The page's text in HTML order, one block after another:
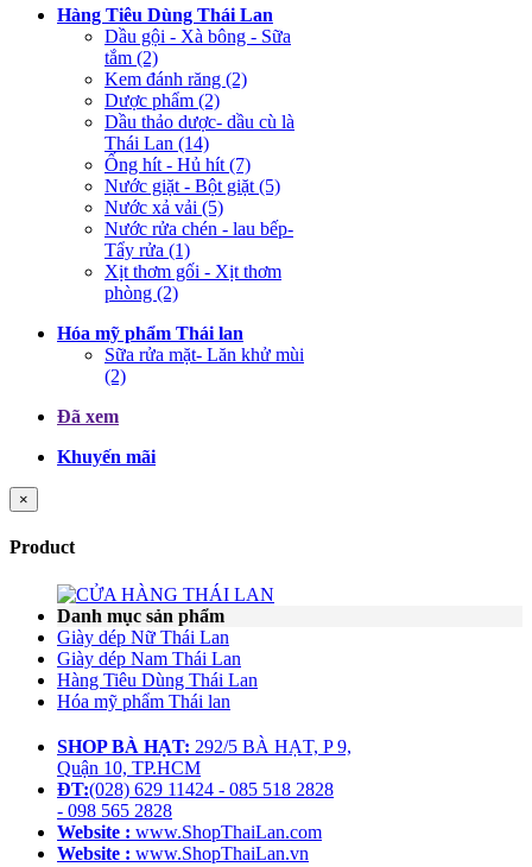
Hàng Tiêu Dùng Thái Lan
Dầu gội - Xà bông - Sữa
tắm (2)
Kem đánh răng (2)
Dược phẩm (2)
Dầu thảo dược- dầu cù là
Thái Lan (14)
Ống hít - Hủ hít (7)
Nước giặt - Bột giặt (5)
Nước xả vải (5)
Nước rửa chén - lau bếp-
Tẩy rửa (1)
Xịt thơm gối - Xịt thơm
phòng (2)
Hóa mỹ phẩm Thái lan
Sữa rửa mặt- Lăn khử mùi
(2)
Đã xem
Khuyến mãi
×
Product
Danh mục sản phẩm
Giày dép Nữ Thái Lan
Giày dép Nam Thái Lan
Hàng Tiêu Dùng Thái Lan
Hóa mỹ phẩm Thái lan
SHOP BÀ HẠT: 292/5 BÀ HẠT, P 9,
Quận 10, TP.HCM
ĐT:(028) 629 11424 - 085 518 2828
- 098 565 2828
Website : www.ShopThaiLan.com
Website : www.ShopThaiLan.vn